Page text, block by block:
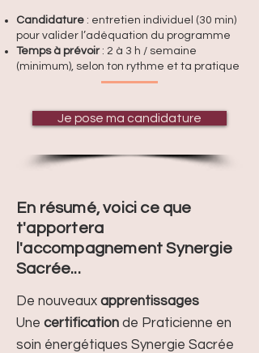
Candidature : entretien individuel (30 min)
pour valider l’adéquation du programme
Temps à prévoir : 2 à 3 h / semaine
(minimum), selon ton rythme et ta pratique
Je pose ma candidature
En résumé, voici ce que
t'apportera
l'accompagnement Synergie
Sacrée...
De nouveaux apprentissages
Une certification de Praticienne en
soin énergétiques Synergie Sacrée